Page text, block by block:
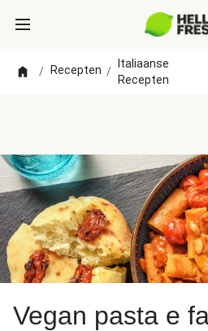
/ Recepten /
Italiaanse
Recepten
Vegan pasta e